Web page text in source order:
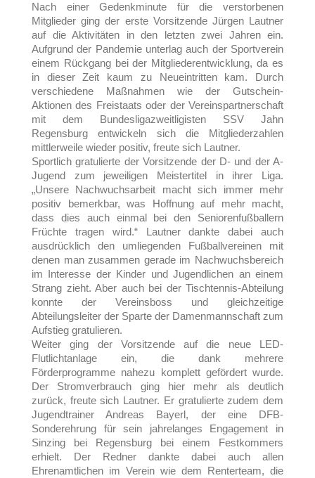
Nach einer Gedenkminute für die verstorbenen
Mitglieder ging der erste Vorsitzende Jürgen Lautner
auf die Aktivitäten in den letzten zwei Jahren ein.
Aufgrund der Pandemie unterlag auch der Sportverein
einem Rückgang bei der Mitgliederentwicklung, da es
in dieser Zeit kaum zu Neueintritten kam. Durch
verschiedene Maßnahmen wie der Gutschein-
Aktionen des Freistaats oder der Vereinspartnerschaft
mit dem Bundesligazweitligisten SSV Jahn
Regensburg entwickeln sich die Mitgliederzahlen
mittlerweile wieder positiv, freute sich Lautner.
Sportlich gratulierte der Vorsitzende der D- und der A-
Jugend zum jeweiligen Meistertitel in ihrer Liga.
„Unsere Nachwuchsarbeit macht sich immer mehr
positiv bemerkbar, was Hoffnung auf mehr macht,
dass dies auch einmal bei den Seniorenfußballern
Früchte tragen wird.“ Lautner dankte dabei auch
ausdrücklich den umliegenden Fußballvereinen mit
denen man zusammen gerade im Nachwuchsbereich
im Interesse der Kinder und Jugendlichen an einem
Strang zieht. Aber auch bei der Tischtennis-Abteilung
konnte der Vereinsboss und gleichzeitige
Abteilungsleiter der Sparte der Damenmannschaft zum
Aufstieg gratulieren.
Weiter ging der Vorsitzende auf die neue LED-
Flutlichtanlage ein, die dank mehrere
Förderprogramme nahezu komplett gefördert wurde.
Der Stromverbrauch ging hier mehr als deutlich
zurück, freute sich Lautner. Er gratulierte zudem dem
Jugendtrainer Andreas Bayerl, der eine DFB-
Sonderehrung für sein jahrelanges Engagement in
Sinzing bei Regensburg bei einem Festkommers
erhielt. Der Redner dankte dabei auch allen
Ehrenamtlichen im Verein wie dem Renterteam, die